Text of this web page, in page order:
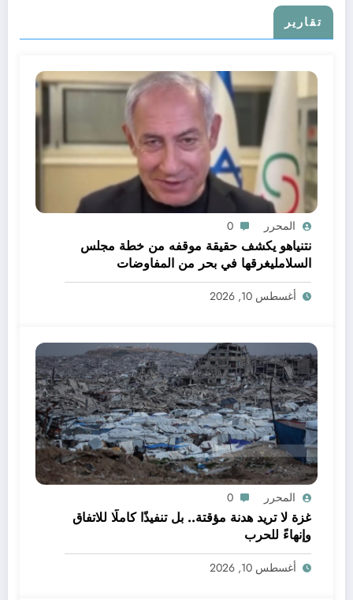
تقارير
المحرر 0
نتنياهو يكشف حقيقة موقفه من خطة مجلس
السلامليغرقها في بحر من المفاوضات
الماراثونية والعقيمة
أغسطس 10, 2026
المحرر 0
غزة لا تريد هدنة مؤقتة.. بل تنفيذًا كاملًا للاتفاق
وإنهاءً للحرب
أغسطس 10, 2026